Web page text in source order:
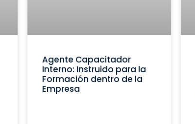
Agente Capacitador
Interno: Instruido para la
Formación dentro de la
Empresa